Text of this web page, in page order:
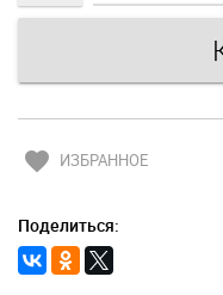
favorite ИЗБРАННОЕ
Поделиться: